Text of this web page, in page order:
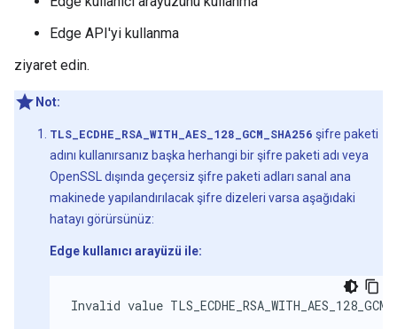
Edge API'yi kullanma
ziyaret edin.
Not:
TLS_ECDHE_RSA_WITH_AES_128_GCM_SHA256 şifre paketi
adını kullanırsanız başka herhangi bir şifre paketi adı veya
OpenSSL dışında geçersiz şifre paketi adları sanal ana
makinede yapılandırılacak şifre dizeleri varsa aşağıdaki
hatayı görürsünüz:
Edge kullanıcı arayüzü ile:
Invalid value